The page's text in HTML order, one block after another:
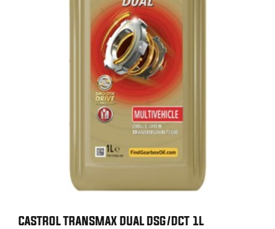
CASTROL TRANSMAX DUAL DSG/DCT 1L